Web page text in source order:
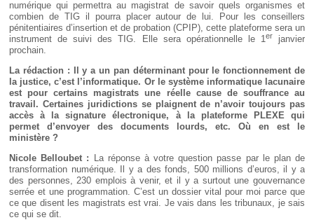
numérique qui permettra au magistrat de savoir quels organismes et
combien de TIG il pourra placer autour de lui. Pour les conseillers
pénitentiaires d’insertion et de probation (CPIP), cette plateforme sera un
instrument de suivi des TIG. Elle sera opérationnelle le 1 er
janvier
prochain.
La rédaction : Il y a un pan déterminant pour le fonctionnement de
la justice, c’est l’informatique. Or le système informatique lacunaire
est pour certains magistrats une réelle cause de souffrance au
travail. Certaines juridictions se plaignent de n’avoir toujours pas
accès à la signature électronique, à la plateforme PLEXE qui
permet d’envoyer des documents lourds, etc. Où en est le
ministère ?
Nicole Belloubet :
La réponse à votre question passe par le plan de
transformation numérique. Il y a des fonds, 500 millions d’euros, il y a
des personnes, 230 emplois à venir, et il y a surtout une gouvernance
serrée et une programmation. C’est un dossier vital pour moi parce que
ce que disent les magistrats est vrai. Je vais dans les tribunaux, je sais
ce qui se dit.